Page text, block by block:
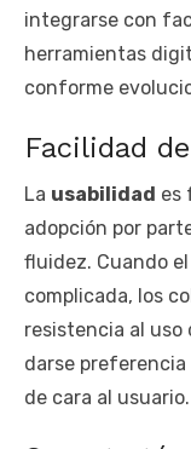
integrarse con
herramientas
conforme
Facilidad
La usabilidad es
adopción por
fluidez. Cuando
complicada, los
resistencia al uso
darse
de cara al usuario.